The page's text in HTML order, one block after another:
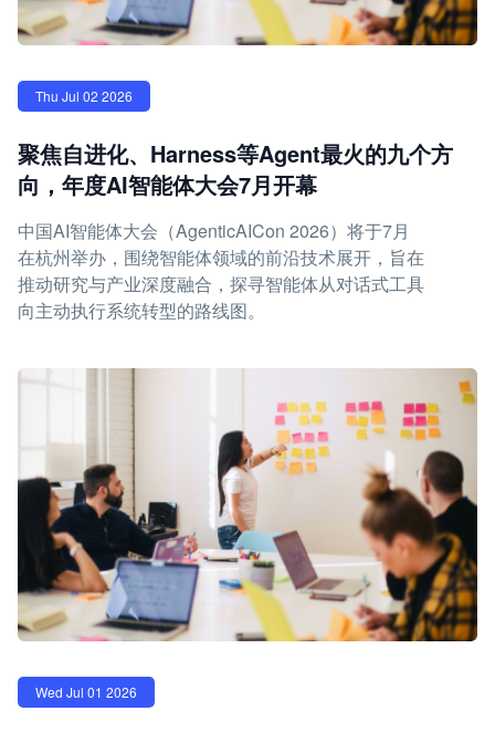
Thu Jul 02 2026
聚焦自进化、Harness等Agent最火的九个方
向，年度AI智能体大会7月开幕
中国AI智能体大会（AgenticAICon 2026）将于7月
在杭州举办，围绕智能体领域的前沿技术展开，旨在
推动研究与产业深度融合，探寻智能体从对话式工具
向主动执行系统转型的路线图。
Wed Jul 01 2026